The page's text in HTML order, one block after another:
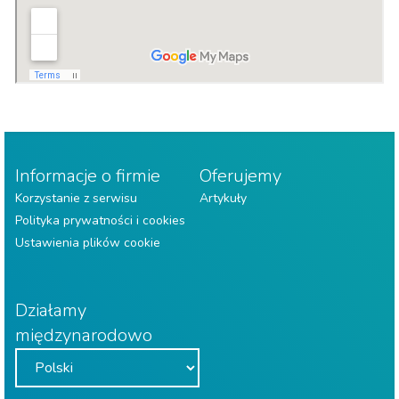
Informacje o firmie
Korzystanie z serwisu
Polityka prywatności i cookies
Ustawienia plików cookie
Oferujemy
Artykuły
Działamy
międzynarodowo